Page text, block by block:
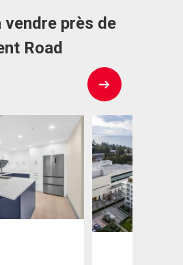
près de
Road